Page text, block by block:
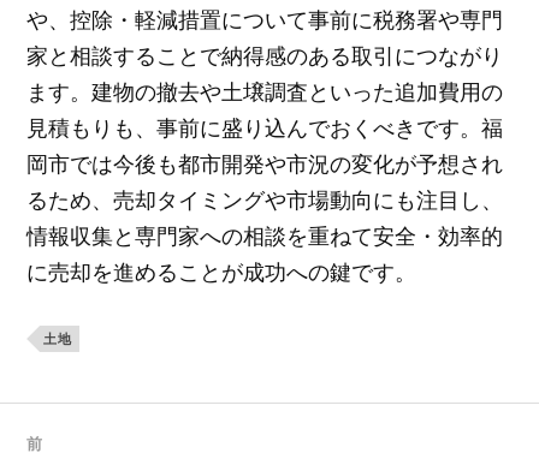
や、控除・軽減措置について事前に税務署や専門
家と相談することで納得感のある取引につながり
ます。建物の撤去や土壌調査といった追加費用の
見積もりも、事前に盛り込んでおくべきです。福
岡市では今後も都市開発や市況の変化が予想され
るため、売却タイミングや市場動向にも注目し、
情報収集と専門家への相談を重ねて安全・効率的
に売却を進めることが成功への鍵です。
土地
前